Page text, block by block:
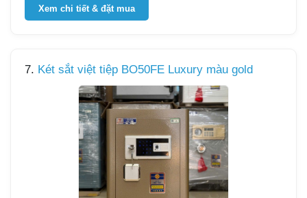
Xem chi tiết & đặt mua
7. Két sắt việt tiệp BO50FE Luxury màu gold